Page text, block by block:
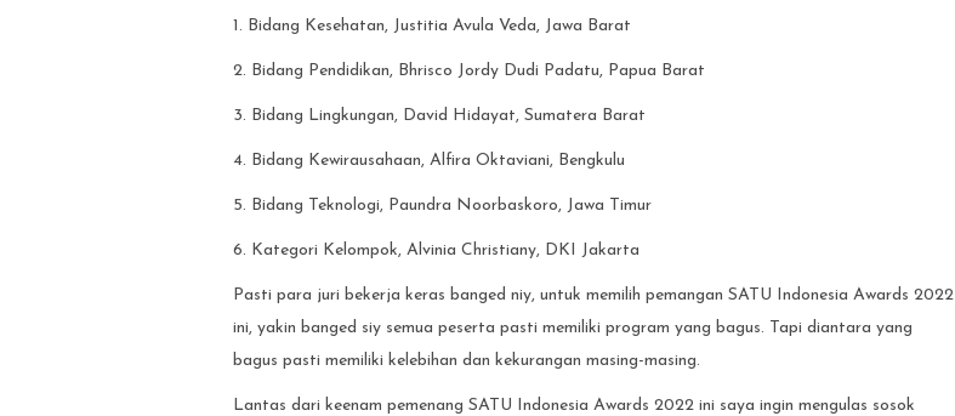
1. Bidang Kesehatan, Justitia Avula Veda, Jawa Barat
2. Bidang Pendidikan, Bhrisco Jordy Dudi Padatu, Papua Barat
3. Bidang Lingkungan, David Hidayat, Sumatera Barat
4. Bidang Kewirausahaan, Alfira Oktaviani, Bengkulu
5. Bidang Teknologi, Paundra Noorbaskoro, Jawa Timur
6. Kategori Kelompok, Alvinia Christiany, DKI Jakarta
Pasti para juri bekerja keras banged niy, untuk memilih pemangan SATU Indonesia Awards 2022
ini, yakin banged siy semua peserta pasti memiliki program yang bagus. Tapi diantara yang
bagus pasti memiliki kelebihan dan kekurangan masing-masing.
Lantas dari keenam pemenang SATU Indonesia Awards 2022 ini saya ingin mengulas sosok